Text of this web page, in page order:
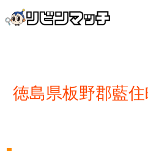
徳島県板野郡藍